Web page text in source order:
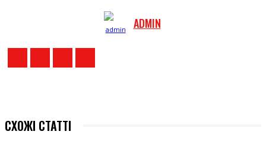
ADMIN
СХОЖІ СТАТТІ